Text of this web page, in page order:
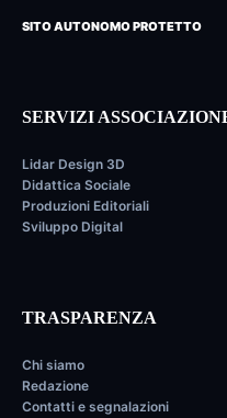
SITO AUTONOMO PROTETTO
SERVIZI
Lidar Design 3D
Didattica Sociale
Produzioni Editoriali
Sviluppo Digital
TRASPARENZA
Chi siamo
Redazione
Contatti e segnalazioni